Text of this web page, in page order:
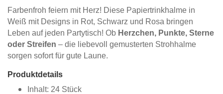
Farbenfroh feiern mit Herz! Diese Papiertrinkhalme in
Weiß mit Designs in Rot, Schwarz und Rosa bringen
Leben auf jeden Partytisch! Ob Herzchen, Punkte, Sterne
oder Streifen – die liebevoll gemusterten Strohhalme
sorgen sofort für gute Laune.
Produktdetails
Inhalt: 24 Stück